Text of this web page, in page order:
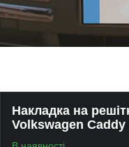
Накладка на
Volkswagen Caddy